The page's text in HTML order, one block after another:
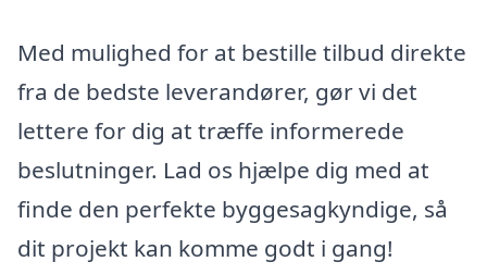
Med mulighed for at bestille tilbud direkte
fra de bedste leverandører, gør vi det
lettere for dig at træffe informerede
beslutninger. Lad os hjælpe dig med at
finde den perfekte byggesagkyndige, så
dit projekt kan komme godt i gang!